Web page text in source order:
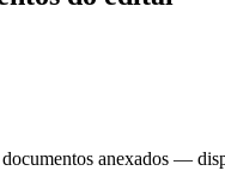
documentos anexados —